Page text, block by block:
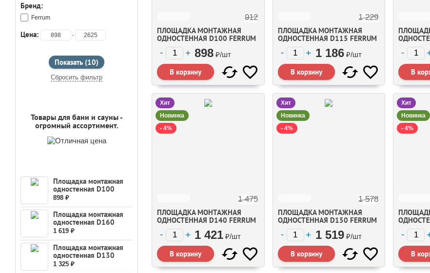
Бренд:
Ferrum
Цена: -
Сбросить фильтр
Товары для бани и сауны -
огромный ассортимент.
Площадка монтажная
одностенная D100
Ferrum
898 ₽
Площадка монтажная
одностенная D160
Ferrum
1 619 ₽
Площадка монтажная
одностенная D130
Ferrum
1 325 ₽
ПЛОЩАДКА МОНТАЖНАЯ
ОДНОСТЕННАЯ D100 FERRUM
912
898 ₽/шт
ПЛОЩАДКА МОНТАЖНАЯ
ОДНОСТЕННАЯ D115 FERRUM
1 229
1 186 ₽/шт
Хит
Новинка
- 4%
ПЛОЩАДКА МОНТАЖНАЯ
ОДНОСТЕННАЯ D140 FERRUM
1 475
1 421 ₽/шт
Хит
Новинка
- 4%
ПЛОЩАДКА МОНТАЖНАЯ
ОДНОСТЕННАЯ D150 FERRUM
1 578
1 519 ₽/шт
Хит
Новинка
- 4%